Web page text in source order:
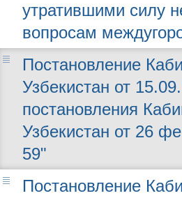
утратившими силу
вопросам
Постановление
Узбекистан от
постановления
Узбекистан от 26
59"
Постановление